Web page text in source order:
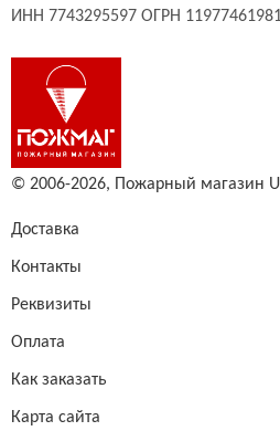
ИНН 7743295597 ОГРН
© 2006-2026, Пожарный магазин
Доставка
Контакты
Реквизиты
Оплата
Как заказать
Карта сайта